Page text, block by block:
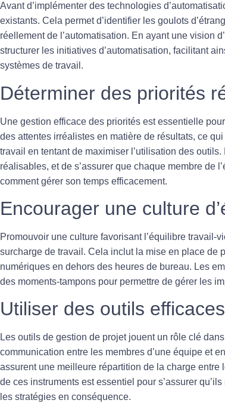
Avant d’implémenter des technologies
existants. Cela permet d’identifier les goulots
réellement de l’automatisation. En ayant une vision
structurer les initiatives d’automatisation, facilitant
systèmes de travail.
Déterminer des priorités
Une gestion efficace des priorités est essentielle
des attentes irréalistes en matière de résultats, ce
travail en tentant de maximiser l’utilisation des
réalisables, et de s’assurer que chaque membre de
comment gérer son temps efficacement.
Encourager une culture
Promouvoir une culture favorisant l’équilibre travail-
surcharge de travail. Cela inclut la mise en place de
numériques en dehors des heures de bureau. Les
des moments-tampons pour permettre de gérer les
Utiliser des outils
Les outils de gestion de projetjouent un rôle clé
communication entre les membres d’une équipe et
assurent une meilleure répartition de la charge
de ces instruments est essentiel pour s’assurer
les stratégies en conséquence.